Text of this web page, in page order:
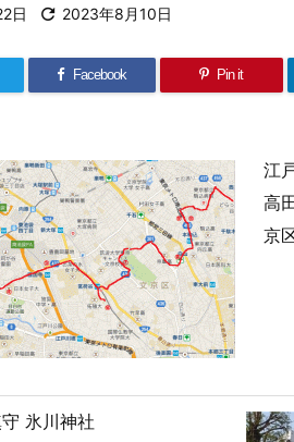
日  2023年8月10日
Facebook Pin it
江
高
京
氷川神社